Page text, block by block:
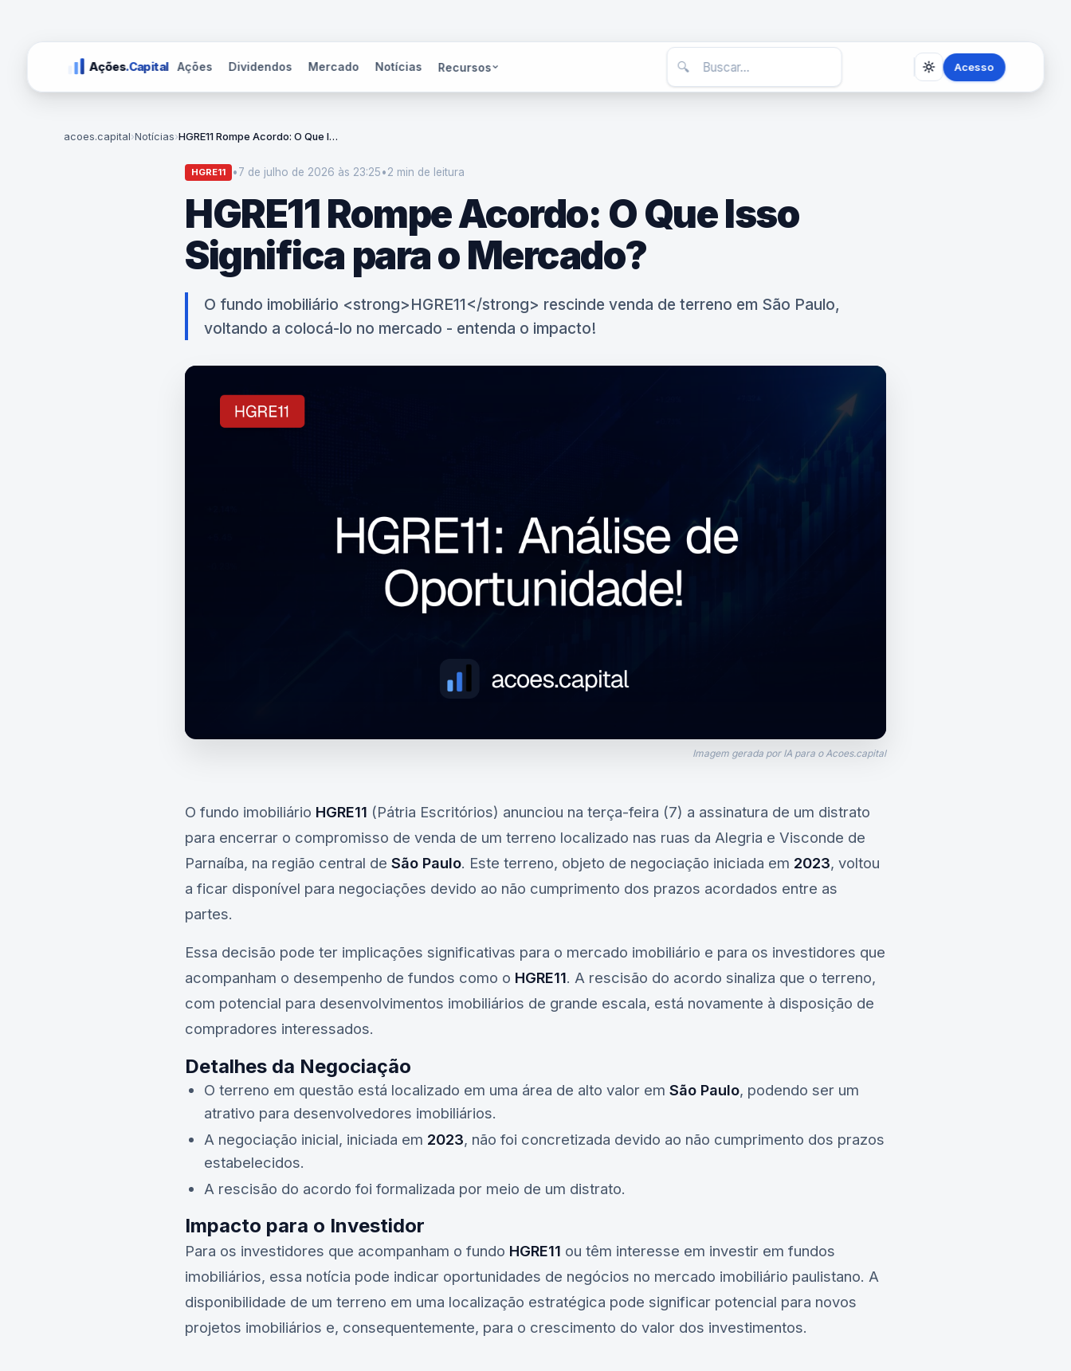
Ações.Capital Ações Dividendos Mercado Notícias Recursos 🔍 Acesso
acoes.capital›Notícias› HGRE11 Rompe Acordo: O Que Isso Significa para o Mercado?
HGRE11 •7 de julho de 2026 às 23:25•2 min de leitura
HGRE11 Rompe Acordo: O Que Isso
Significa para o Mercado?
O fundo imobiliário <strong>HGRE11</strong> rescinde venda de terreno em São Paulo,
voltando a colocá-lo no mercado - entenda o impacto!
Imagem gerada por IA para o Acoes.capital
O fundo imobiliário HGRE11 (Pátria Escritórios) anunciou na terça-feira (7) a assinatura de um distrato
para encerrar o compromisso de venda de um terreno localizado nas ruas da Alegria e Visconde de
Parnaíba, na região central de São Paulo. Este terreno, objeto de negociação iniciada em 2023, voltou
a ficar disponível para negociações devido ao não cumprimento dos prazos acordados entre as
partes.
Essa decisão pode ter implicações significativas para o mercado imobiliário e para os investidores que
acompanham o desempenho de fundos como o HGRE11. A rescisão do acordo sinaliza que o terreno,
com potencial para desenvolvimentos imobiliários de grande escala, está novamente à disposição de
compradores interessados.
Detalhes da Negociação
O terreno em questão está localizado em uma área de alto valor em São Paulo, podendo ser um
atrativo para desenvolvedores imobiliários.
A negociação inicial, iniciada em 2023, não foi concretizada devido ao não cumprimento dos prazos
estabelecidos.
A rescisão do acordo foi formalizada por meio de um distrato.
Impacto para o Investidor
Para os investidores que acompanham o fundo HGRE11 ou têm interesse em investir em fundos
imobiliários, essa notícia pode indicar oportunidades de negócios no mercado imobiliário paulistano. A
disponibilidade de um terreno em uma localização estratégica pode significar potencial para novos
projetos imobiliários e, consequentemente, para o crescimento do valor dos investimentos.